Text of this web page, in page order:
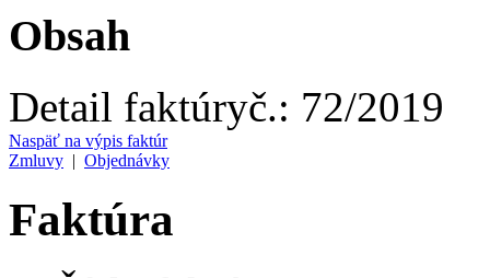
Obsah
Detail faktúryč.: 72/2019
Naspäť na výpis faktúr
Zmluvy | Objednávky
Faktúra